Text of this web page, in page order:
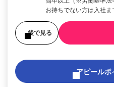
お持ちでない方は入社ま
後で見る
アピールポ